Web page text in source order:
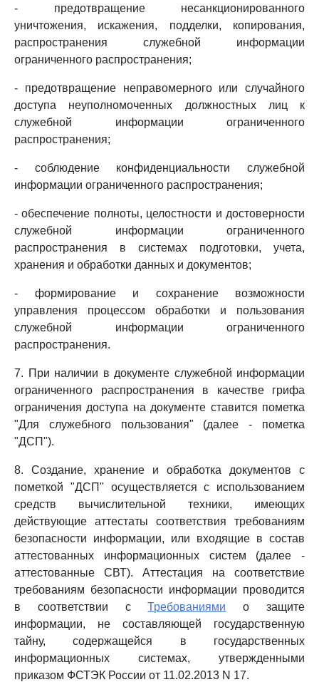
- предотвращение несанкционированного
уничтожения, искажения, подделки, копирования,
распространения служебной информации
ограниченного распространения;
- предотвращение неправомерного или случайного
доступа неуполномоченных должностных лиц к
служебной информации ограниченного
распространения;
- соблюдение конфиденциальности служебной
информации ограниченного распространения;
- обеспечение полноты, целостности и достоверности
служебной информации ограниченного
распространения в системах подготовки, учета,
хранения и обработки данных и документов;
- формирование и сохранение возможности
управления процессом обработки и пользования
служебной информации ограниченного
распространения.
7. При наличии в документе служебной информации
ограниченного распространения в качестве грифа
ограничения доступа на документе ставится пометка
"Для служебного пользования" (далее - пометка
"ДСП").
8. Создание, хранение и обработка документов с
пометкой "ДСП" осуществляется с использованием
средств вычислительной техники, имеющих
действующие аттестаты соответствия требованиям
безопасности информации, или входящие в состав
аттестованных информационных систем (далее -
аттестованные СВТ). Аттестация на соответствие
требованиям безопасности информации проводится
в соответствии сТребованиями о защите
информации, не составляющей государственную
тайну, содержащейся в государственных
информационных системах, утвержденными
приказом ФСТЭК России от 11.02.2013 N 17.